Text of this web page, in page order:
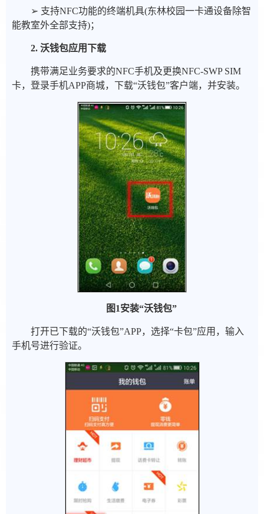
➢ 支持NFC功能的终端机具(东林校园一卡通设备除智
能教室外全部支持)；
2. 沃钱包应用下载
携带满足业务要求的NFC手机及更换NFC-SWP SIM
卡，登录手机APP商城，下载“沃钱包”客户端，并安装。
图1安装“沃钱包”
打开已下载的“沃钱包”APP，选择“卡包”应用，输入
手机号进行验证。